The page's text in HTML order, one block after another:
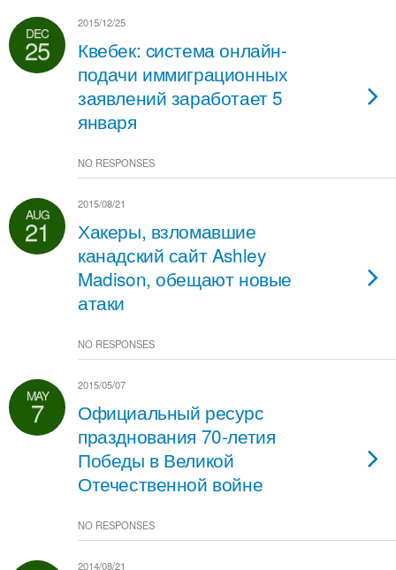
DEC
25
2015/12/25
Квебек: cистема онлайн-
подачи иммиграционных
заявлений заработает 5
января
NO RESPONSES
AUG
21
2015/08/21
Хакеры, взломавшие
канадский сайт Ashley
Madison, обещают новые
атаки
NO RESPONSES
MAY
7
2015/05/07
Официальный ресурс
празднования 70-летия
Победы в Великой
Отечественной войне
NO RESPONSES
2014/08/21